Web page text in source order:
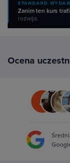
STANDARD
Zanim ten kurs
rozwija.
Ocena